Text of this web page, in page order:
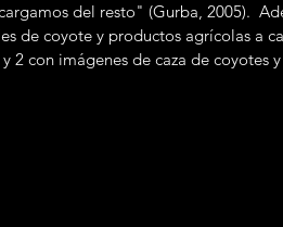
del resto" (Gurba, 2005).
de coyote y productos agrícolas a
2 con imágenes de caza de coyotes